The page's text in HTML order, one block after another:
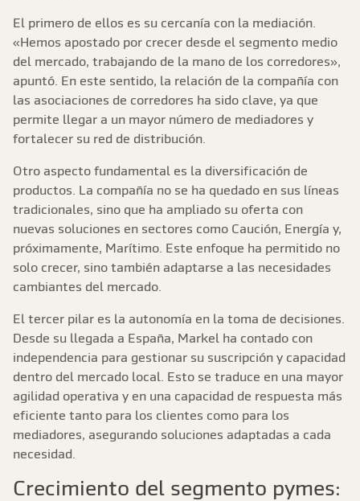
El primero de ellos es su cercanía con la mediación.
«Hemos apostado por crecer desde el segmento medio
del mercado, trabajando de la mano de los corredores»,
apuntó. En este sentido, la relación de la compañía con
las asociaciones de corredores ha sido clave, ya que
permite llegar a un mayor número de mediadores y
fortalecer su red de distribución.
Otro aspecto fundamental es la diversificación de
productos. La compañía no se ha quedado en sus líneas
tradicionales, sino que ha ampliado su oferta con
nuevas soluciones en sectores como Caución, Energía y,
próximamente, Marítimo. Este enfoque ha permitido no
solo crecer, sino también adaptarse a las necesidades
cambiantes del mercado.
El tercer pilar es la autonomía en la toma de decisiones.
Desde su llegada a España, Markel ha contado con
independencia para gestionar su suscripción y capacidad
dentro del mercado local. Esto se traduce en una mayor
agilidad operativa y en una capacidad de respuesta más
eficiente tanto para los clientes como para los
mediadores, asegurando soluciones adaptadas a cada
necesidad.
Crecimiento del segmento pymes: